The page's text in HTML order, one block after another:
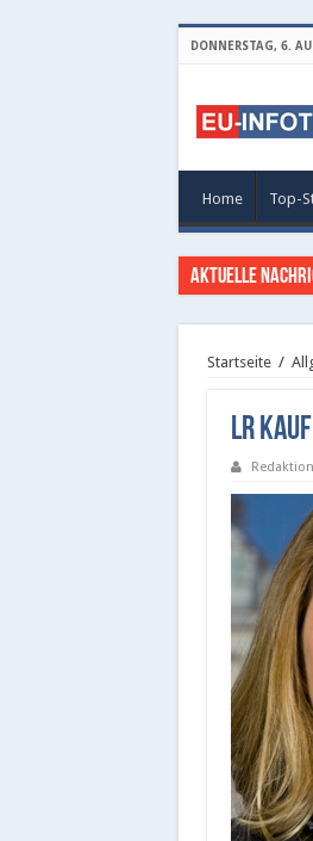
DONNERSTAG, 6.
Home Top-
Aktuelle
Startseite /
LR
Redaktion